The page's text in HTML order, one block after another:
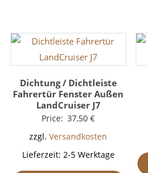
Dichtung / Dichtleiste
Fahrertür Fenster Außen
LandCruiser J7
Price: 37,50€
zzgl.Versandkosten
Lieferzeit: 2-5 Werktage